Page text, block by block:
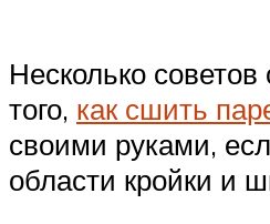
Несколько советов
того, как сшить
своими руками,
области кройки и